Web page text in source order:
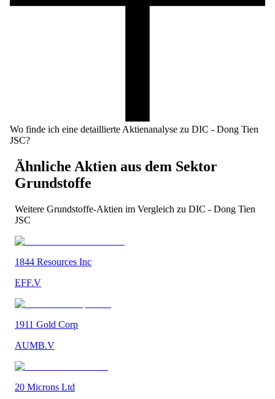
Wo finde ich eine detaillierte Aktienanalyse zu DIC - Dong Tien
JSC?
Ähnliche Aktien aus dem Sektor
Grundstoffe
Weitere Grundstoffe-Aktien im Vergleich zu DIC - Dong Tien
JSC
1844 Resources Inc
EFF.V
1911 Gold Corp
AUMB.V
20 Microns Ltd